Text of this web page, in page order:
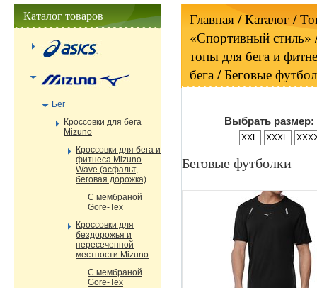
Главная/ Каталог /
«Спортивный стиль»
топы для бега и
бега/Беговые
Выбрать размер:
XXL XXXL
Беговые футболки
Каталог товаров
Бег
Кроссовки для бега
Mizuno
Кроссовки для бега и
фитнеса Mizuno
Wave (асфальт,
беговая дорожка)
С мембраной
Gore-Tex
Кроссовки для
бездорожья и
пересеченной
местности Mizuno
С мембраной
Gore-Tex